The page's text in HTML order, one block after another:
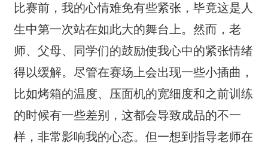
比赛前，我的心情难免有些紧张，毕竟这是人
生中第一次站在如此大的舞台上。然而，老
师、父母、同学们的鼓励使我心中的紧张情绪
得以缓解。尽管在赛场上会出现一些小插曲，
比如烤箱的温度、压面机的宽细度和之前训练
的时候有一些差别，这都会导致成品的不一
样，非常影响我的心态。但一想到指导老师在